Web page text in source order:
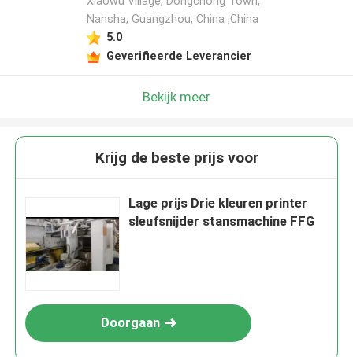
Nansha, Guangzhou, China ,China
5.0
Geverifieerde Leverancier
Bekijk meer
Krijg de beste prijs voor
Lage prijs Drie kleuren printer
sleufsnijder stansmachine FFG
Doorgaan